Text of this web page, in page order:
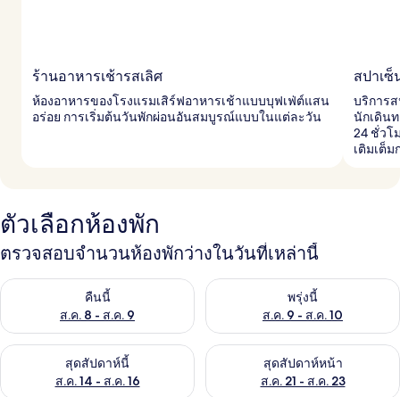
ร้านอาหารเช้ารสเลิศ
ห้องอาหารของโรงแรมเสิร์ฟอาหารเช้าแบบบุฟเฟ่ต์แสน
อร่อย การเริ่มต้นวันพักผ่อนอันสมบูรณ์แบบในแต่ละวัน
สปาเซ็
บริการ
นักเดิน
24 ชั่วโ
เติมเต็
ตัวเลือกห้องพัก
ตรวจสอบจำนวนห้องพักว่างในวันที่เหล่านี้
คืนนี้
ส.ค. 8 - ส.ค. 9
ตรวจสอบจำนวนห้องพักว่างในคืนนี้ ส.ค. 8 - ส.ค. 9พรุ่งนี้
ส.ค. 9 - ส.ค. 10
ตรวจสอบจำนวนห้องพักว่างใน
สุดสัปดาห์นี้
ส.ค. 14 - ส.ค. 16
ตรวจสอบจำนวนห้องพักว่างในสุดสัปดาห์นี้ ส.ค. 14 - ส.ค. 16
สุดสัปดาห์หน้า
ส.ค. 21 - ส.ค. 23
ตรวจสอบจำนวนห้องพักว่างใน